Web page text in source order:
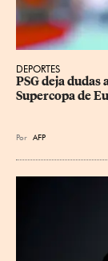
DEPORTES
PSG deja
Supercopa de
Por AFP